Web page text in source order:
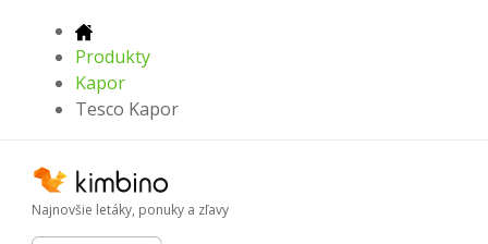
Produkty
Kapor
Tesco Kapor
Najnovšie letáky, ponuky a zľavy